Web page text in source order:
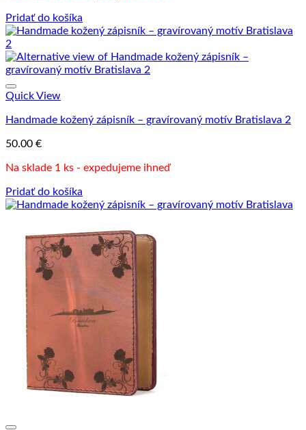
Pridať do košíka
Quick View
Handmade kožený zápisník – gravírovaný motív Bratislava 2
50.00 €
Na sklade 1 ks - expedujeme ihneď
Pridať do košíka